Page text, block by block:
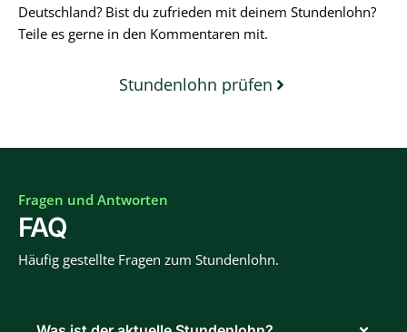
Deutschland? Bist du zufrieden mit deinem Stundenlohn?
Teile es gerne in den Kommentaren mit.
Stundenlohn prüfen
Fragen und Antworten
FAQ
Häufig gestellte Fragen zum Stundenlohn.